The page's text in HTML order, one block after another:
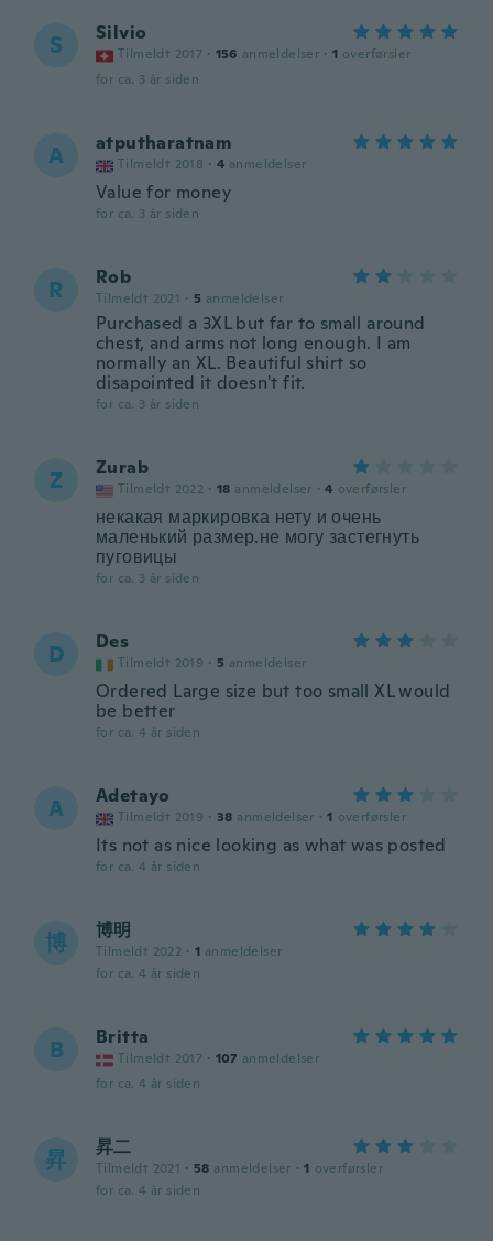
S Silvio
Tilmeldt 2017 · 156 anmeldelser · 1 overførsler
for ca. 3 år siden
A atputharatnam
Tilmeldt 2018 · 4 anmeldelser
Value for money
for ca. 3 år siden
R Rob
Tilmeldt 2021 · 5 anmeldelser
Purchased a 3XL but far to small around
chest, and arms not long enough. I am
normally an XL. Beautiful shirt so
disapointed it doesn't fit.
for ca. 3 år siden
Z Zurab
Tilmeldt 2022 · 18 anmeldelser · 4 overførsler
некакая маркировка нету и очень
маленький размер.не могу застегнуть
пуговицы
for ca. 3 år siden
D Des
Tilmeldt 2019 · 5 anmeldelser
Ordered Large size but too small XL would
be better
for ca. 4 år siden
A Adetayo
Tilmeldt 2019 · 38 anmeldelser · 1 overførsler
Its not as nice looking as what was posted
for ca. 4 år siden
博 博明
Tilmeldt 2022 · 1 anmeldelser
for ca. 4 år siden
B Britta
Tilmeldt 2017 · 107 anmeldelser
for ca. 4 år siden
昇 昇二
Tilmeldt 2021 · 58 anmeldelser · 1 overførsler
for ca. 4 år siden